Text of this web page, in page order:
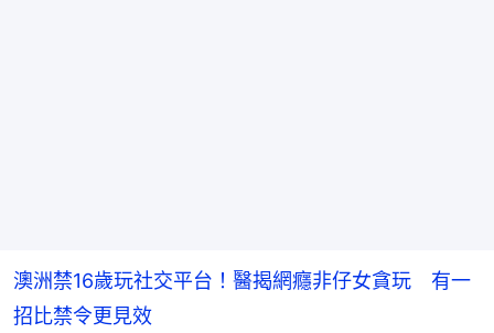
澳洲禁16歲玩社交平台！醫揭網癮非仔女貪玩 有一
招比禁令更見效